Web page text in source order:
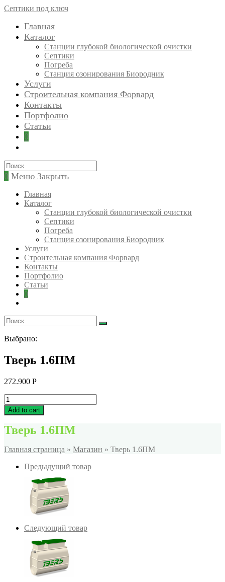
Перейти
содержимому
Септики под ключ
Главная
Каталог
Станции глубокой биологической очистки
Септики
Погреба
Станция озонирования Биородник
Услуги
Строительная компания Форвард
Контакты
Портфолио
Статьи
0
Искать:
0 Меню Закрыть
Главная
Каталог
Станции глубокой биологической очистки
Септики
Погреба
Станция озонирования Биородник
Услуги
Строительная компания Форвард
Контакты
Портфолио
Статьи
0
Выбрано:
Тверь 1.6ПМ
272.900 Р
Тверь
1.6ПМ
quantity
Add to cart
Тверь 1.6ПМ
Главная страница » Магазин » Тверь 1.6ПМ
Предыдущий товар
Следующий товар